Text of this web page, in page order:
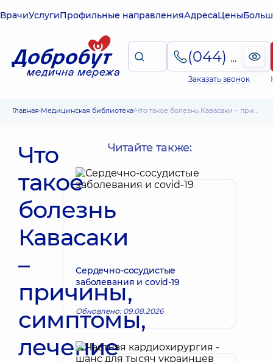
ВрачиУслугиПрофильные направленияАдресаЦены
(044) 495-2-888
Заказать звонок
Главная Медицинская библиотека Что такое болезнь Кавасаки – причины, симптомы, лечение
Что
такое
болезнь
Кавасаки
–
причины,
симптомы,
лечение
Читайте также:
Сердечно-сосудистые
заболевания и covid-19
Обновлено: 09.08.2026